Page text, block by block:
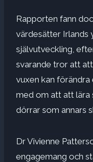
Rapporten fann
värdesätter Irlands
självutveckling,
svarande tror att
vuxen kan förändra
med om att att lära
dörrar som annars
Dr Vivienne
engagemang och